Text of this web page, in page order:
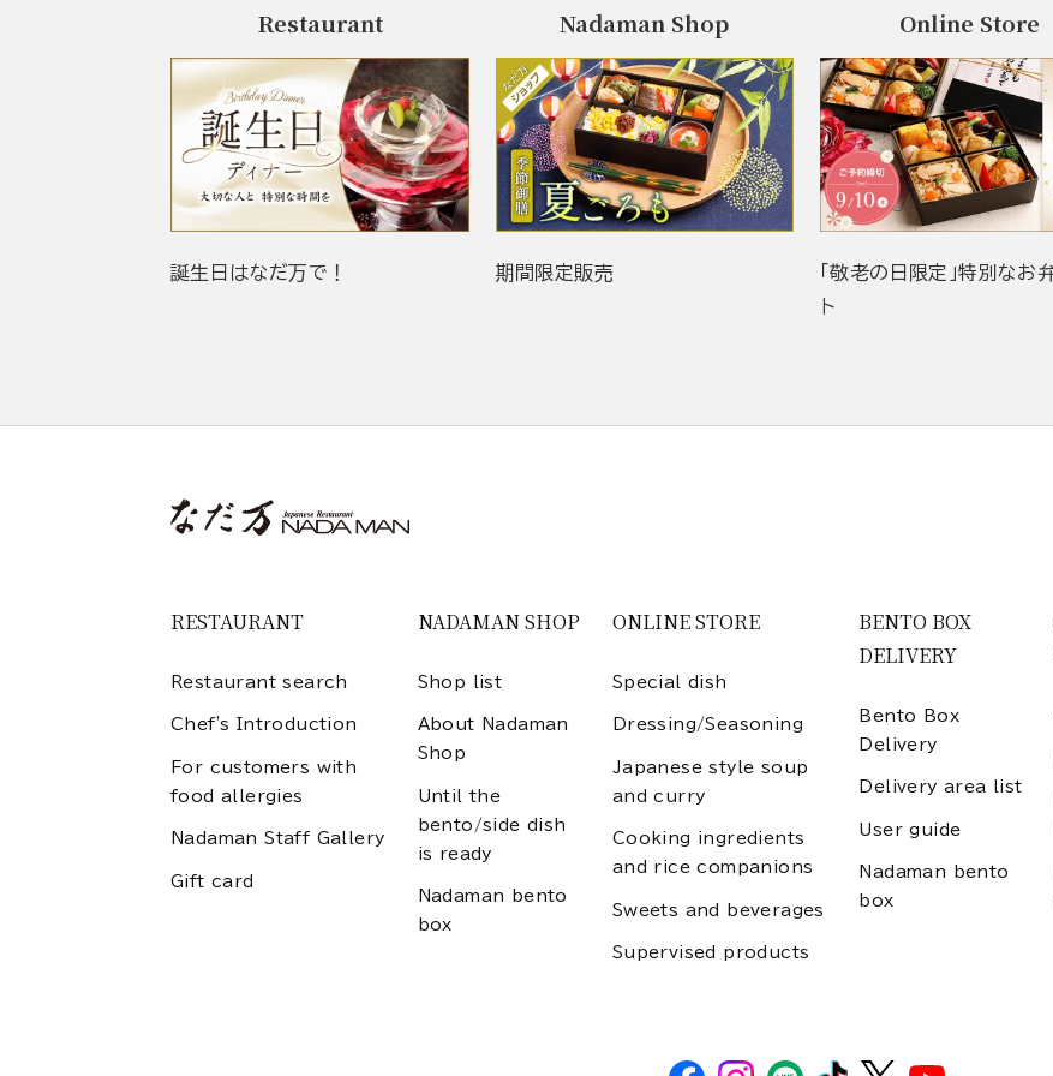
Restaurant
誕生日はなだ万で！
Nadaman Shop
期間限定販売
Online Store
「敬老の日限定」特別なお
ト
RESTAURANT
Restaurant search
Chef's Introduction
For customers with
food allergies
Nadaman Staff Gallery
Gift card
NADAMAN SHOP
Shop list
About Nadaman
Shop
Until the
bento/side dish
is ready
Nadaman bento
box
ONLINE STORE
Special dish
Dressing/Seasoning
Japanese style soup
and curry
Cooking ingredients
and rice companions
Sweets and beverages
Supervised products
BENTO BOX
DELIVERY
Bento Box
Delivery
Delivery area list
User guide
Nadaman bento
box